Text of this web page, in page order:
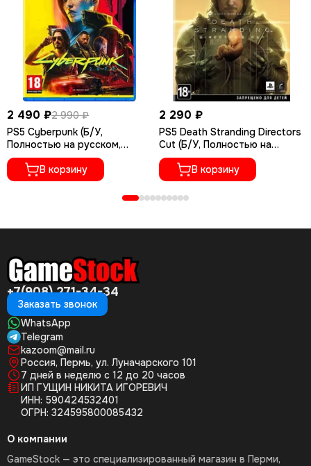
2 490 ₽2 990 ₽
PS5 Cyberpunk (Б/У,
Полностью на русском,
PPSA-04027)
В корзину
2 290 ₽
PS5 Death Stranding Directors
Cut (Б/У, Полностью на
русском языке, PPSA-01968)
В корзину
+7(908) 271-34-34
Заказать звонок
WhatsApp
Telegram
kazoom@mail.ru
Россия, Пермь, ул. Луначарского 101
7 дней в неделю с 12 до 20 часов
ИП ГУЩИН НИКИТА ИГОРЕВИЧ
ИНН: 590424532401
ОГРН: 324595800085432
О компании
GameStock — это специализированный магазин в Перми,